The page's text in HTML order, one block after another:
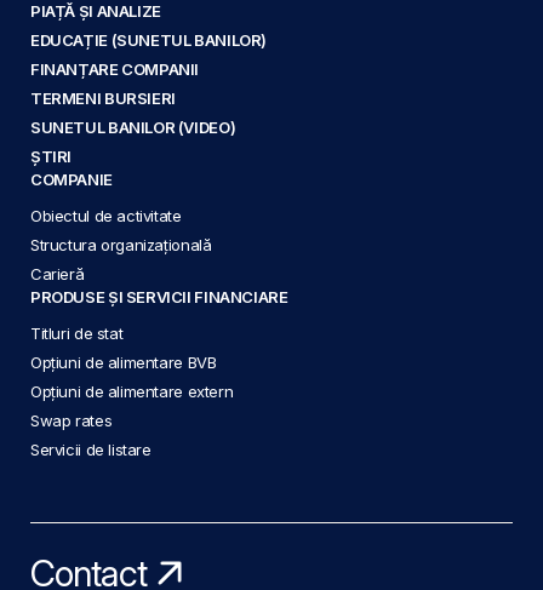
PIAȚĂ ȘI ANALIZE
EDUCAȚIE (SUNETUL BANILOR)
FINANȚARE COMPANII
TERMENI BURSIERI
SUNETUL BANILOR (VIDEO)
ȘTIRI
COMPANIE
Obiectul de activitate
Structura organizațională
Carieră
PRODUSE ȘI SERVICII FINANCIARE
Titluri de stat
Opțiuni de alimentare BVB
Opțiuni de alimentare extern
Swap rates
Servicii de listare
Contact